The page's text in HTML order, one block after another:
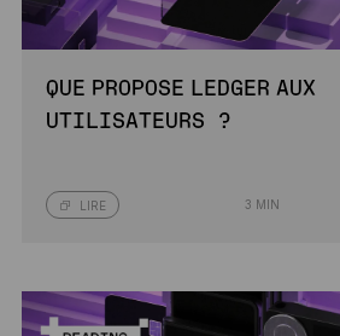
QUE PROPOSE LEDGER AUX
UTILISATEURS ?
LIRE 3 MIN